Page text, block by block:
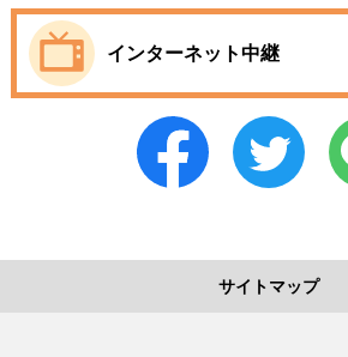
インターネット中継
サイトマップ